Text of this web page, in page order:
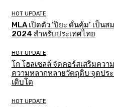
HOT UPDATE
MLA เปิดตัว ‘ปิยะ ดั่นคุ้ม’ เป็น
2024 สำหรับประเทศไทย
HOT UPDATE
โก โฮลเซลล์ จัดคอร์สเสริมคว
ความหลากหลายวัตถุดิบ จุดปร
เติบโต
HOT UPDATE